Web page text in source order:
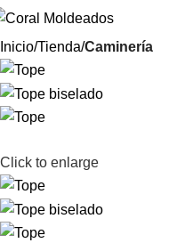
Inicio Tienda Caminería
Click to enlarge